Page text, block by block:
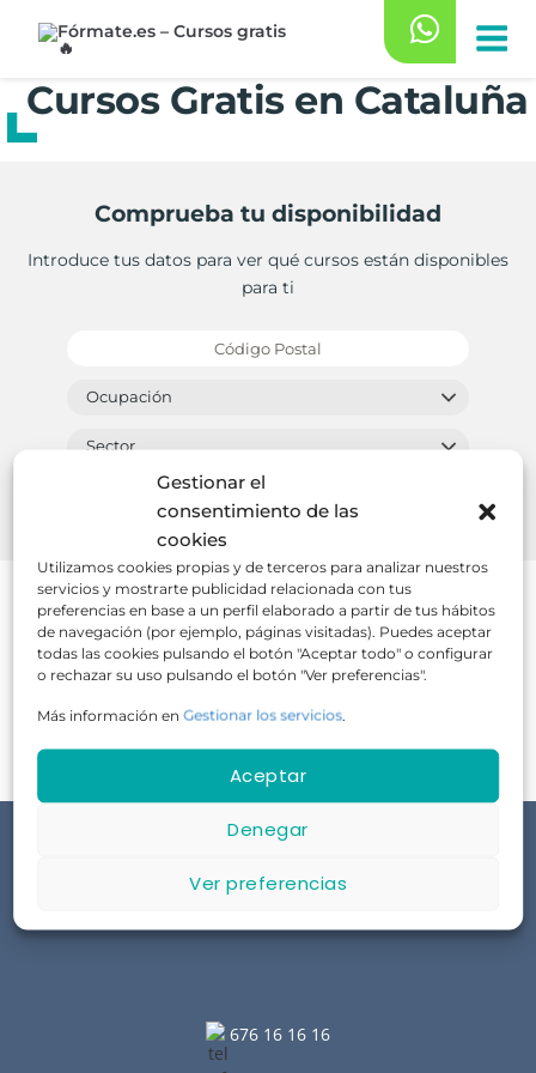
Gestionar el
consentimiento de las
cookies
Utilizamos cookies propias y de terceros para analizar nuestros
servicios y mostrarte publicidad relacionada con tus
preferencias en base a un perfil elaborado a partir de tus hábitos
de navegación (por ejemplo, páginas visitadas). Puedes aceptar
todas las cookies pulsando el botón "Aceptar todo" o configurar
o rechazar su uso pulsando el botón "Ver preferencias".
Más información enGestionar los servicios.
Aceptar
Denegar
Ver preferencias
Cursos Gratis en Cataluña
Comprueba tu disponibilidad
Introduce tus datos para ver qué cursos están disponibles
para ti
BUSCAR
No hay cursos disponibles en este momento.
676 16 16 16